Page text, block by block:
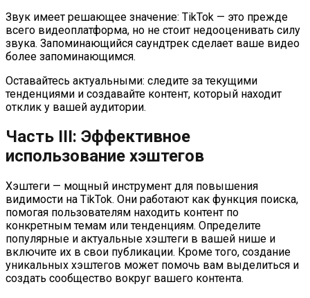
Звук имеет решающее значение: TikTok — это прежде
всего видеоплатформа, но не стоит недооценивать силу
звука. Запоминающийся саундтрек сделает ваше видео
более запоминающимся.
Оставайтесь актуальными: следите за текущими
тенденциями и создавайте контент, который находит
отклик у вашей аудитории.
Часть III: Эффективное
использование хэштегов
Хэштеги — мощный инструмент для повышения
видимости на TikTok. Они работают как функция поиска,
помогая пользователям находить контент по
конкретным темам или тенденциям. Определите
популярные и актуальные хэштеги в вашей нише и
включите их в свои публикации. Кроме того, создание
уникальных хэштегов может помочь вам выделиться и
создать сообщество вокруг вашего контента.